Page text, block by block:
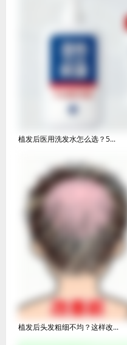
植发后医用洗发水怎么选？5...
植发后头发粗细不均？这样改...